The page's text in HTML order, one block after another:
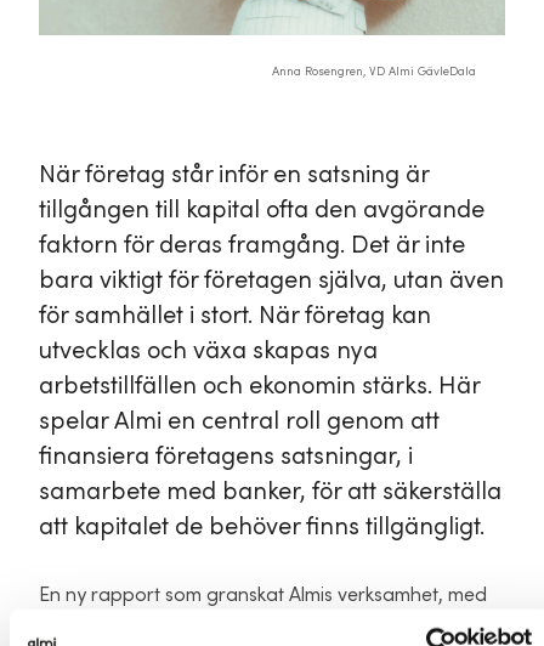
Anna Rosengren, VD Almi GävleDala
När företag står inför en satsning är
tillgången till kapital ofta den avgörande
faktorn för deras framgång. Det är inte
bara viktigt för företagen själva, utan även
för samhället i stort. När företag kan
utvecklas och växa skapas nya
arbetstillfällen och ekonomin stärks. Här
spelar Almi en central roll genom att
finansiera företagens satsningar, i
samarbete med banker, för att säkerställa
att kapitalet de behöver finns tillgängligt.
En ny rapport som granskat Almis verksamhet, med
både riskkapital och lån, visar att våra insatser har